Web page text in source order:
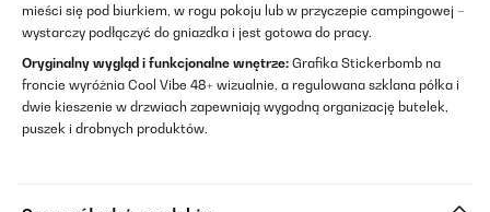
mieści się pod biurkiem, w rogu pokoju lub w przyczepie campingowej –
wystarczy podłączyć do gniazdka i jest gotowa do pracy.
Oryginalny wygląd i funkcjonalne wnętrze: Grafika Stickerbomb na
froncie wyróżnia Cool Vibe 48+ wizualnie, a regulowana szklana półka i
dwie kieszenie w drzwiach zapewniają wygodną organizację butelek,
puszek i drobnych produktów.